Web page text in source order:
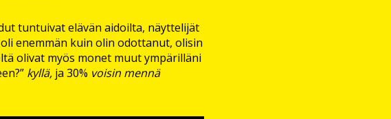
tuntuivat elävän aidoilta, näyttelijät
enemmän kuin olin odottanut, olisin
olivat myös monet muut ympärilläni
kyllä, ja 30% voisin mennä